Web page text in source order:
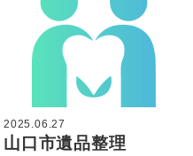
2025.06.27
山口市遺品整理